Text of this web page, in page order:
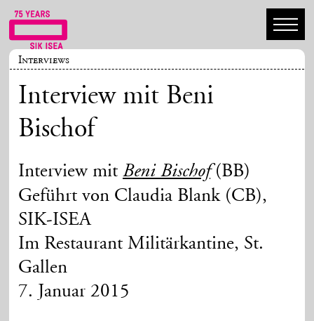
Interviews
Interview mit Beni
Bischof
Interview mitBeni Bischof(BB)
Geführt von Claudia Blank (CB),
SIK-ISEA
Im Restaurant Militärkantine, St.
Gallen
7. Januar 2015